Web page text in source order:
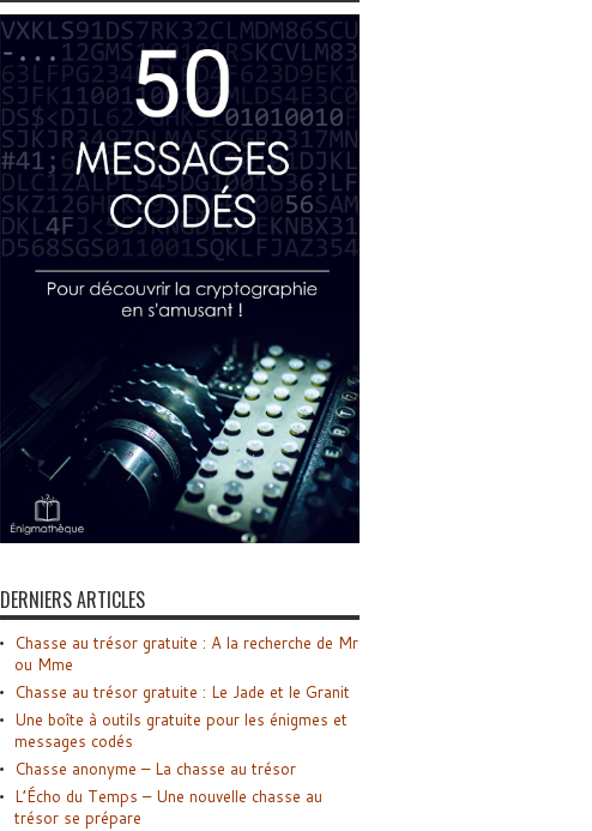
DERNIERS ARTICLES
Chasse au trésor gratuite : A la recherche de Mr
ou Mme
Chasse au trésor gratuite : Le Jade et le Granit
Une boîte à outils gratuite pour les énigmes et
messages codés
Chasse anonyme – La chasse au trésor
L’Écho du Temps – Une nouvelle chasse au
trésor se prépare